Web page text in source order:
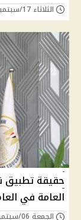
الثلاثاء 17/سبتمبر/2024 - 10:09 ص
حقيقة تطبيق
العامة في العام
الجمعة 06/سبتمبر/2024 - 06:25 م